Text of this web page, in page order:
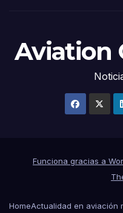
Aviation
Funciona gracias a
HomeActualidad en aviación